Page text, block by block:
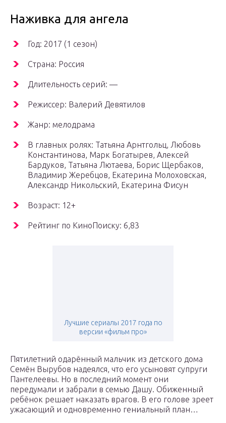
Наживка для ангела
Год: 2017 (1 сезон)
Страна: Россия
Длительность серий: —
Режиссер: Валерий Девятилов
Жанр: мелодрама
В главных ролях: Татьяна Арнтгольц, Любовь
Константинова, Марк Богатырев, Алексей
Бардуков, Татьяна Лютаева, Борис Щербаков,
Владимир Жеребцов, Екатерина Молоховская,
Александр Никольский, Екатерина Фисун
Возраст: 12+
Рейтинг по КиноПоиску: 6,83
Лучшие сериалы 2017 года по
версии «фильм про»
Пятилетний одарённый мальчик из детского дома
Семён Вырубов надеялся, что его усыновят супруги
Пантелеевы. Но в последний момент они
передумали и забрали в семью Дашу. Обиженный
ребёнок решает наказать врагов. В его голове зреет
ужасающий и одновременно гениальный план…